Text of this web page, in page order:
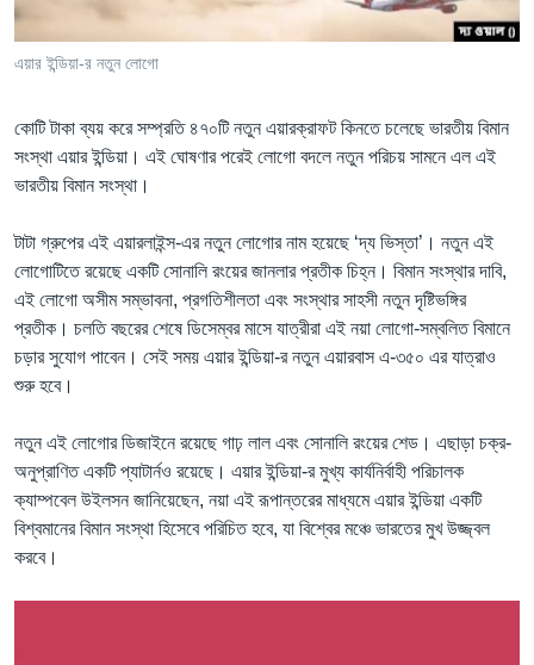
FOLLOW US
অন্য ভাষায় ওয়েব সাইট
এয়ার ইন্ডিয়া-র নতুন লোগো
কোটি টাকা ব্যয় করে সম্প্রতি ৪৭০টি নতুন এয়ারক্রাফট কিনতে চলেছে ভারতীয় বিমান
সংস্থা এয়ার ইন্ডিয়া। এই ঘোষণার পরেই লোগো বদলে নতুন পরিচয় সামনে এল এই
ভারতীয় বিমান সংস্থা।
টাটা গ্রুপের এই এয়ারলাইন্স-এর নতুন লোগোর নাম হয়েছে ‘দ্য ভিস্তা’। নতুন এই
লোগোটিতে রয়েছে একটি সোনালি রংয়ের জানলার প্রতীক চিহ্ন। বিমান সংস্থার দাবি,
এই লোগো অসীম সম্ভাবনা, প্রগতিশীলতা এবং সংস্থার সাহসী নতুন দৃষ্টিভঙ্গির
প্রতীক। চলতি বছরের শেষে ডিসেম্বর মাসে যাত্রীরা এই নয়া লোগো-সম্বলিত বিমানে
চড়ার সুযোগ পাবেন। সেই সময় এয়ার ইন্ডিয়া-র নতুন এয়ারবাস এ-৩৫০ এর যাত্রাও
শুরু হবে।
নতুন এই লোগোর ডিজাইনে রয়েছে গাঢ় লাল এবং সোনালি রংয়ের শেড। এছাড়া চক্র-
অনুপ্রাণিত একটি প্যাটার্নও রয়েছে। এয়ার ইন্ডিয়া-র মুখ্য কার্যনির্বাহী পরিচালক
ক্যাম্পবেল উইলসন জানিয়েছেন, নয়া এই রূপান্তরের মাধ্যমে এয়ার ইন্ডিয়া একটি
বিশ্বমানের বিমান সংস্থা হিসেবে পরিচিত হবে, যা বিশ্বের মঞ্চে ভারতের মুখ উজ্জ্বল
করবে।